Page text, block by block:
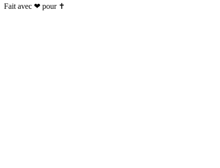
Fait avec ❤ pour ✝️️